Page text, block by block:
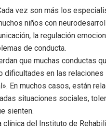
vez son más los
niños con
la regulación
de conducta.
que muchas conductas
dificultades en las
En muchos casos, están
situaciones sociales,
sienten.
clínica del Instituto de